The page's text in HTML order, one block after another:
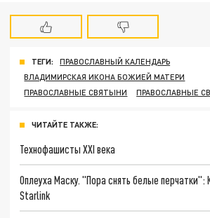
ТЕГИ:
ПРАВОСЛАВНЫЙ КАЛЕНДАРЬ
ВЛАДИМИРСКАЯ ИКОНА БОЖИЕЙ МАТЕРИ
ПРАВОСЛАВНЫЕ СВЯТЫНИ
ПРАВОСЛАВНЫЕ
ЧИТАЙТЕ ТАКЖЕ:
Технофашисты XXI века
Оплеуха Маску. "Пора снять белые перчатки":
Starlink